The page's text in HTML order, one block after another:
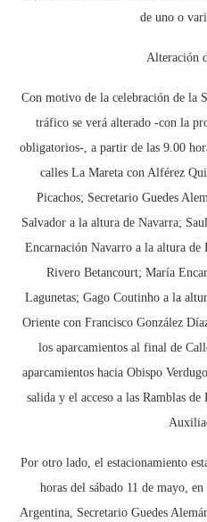
de uno o
Alteración
Con motivo de la celebración de la
tráfico se verá alterado -con la
obligatorios-, a partir de las 9.00
calles La Mareta con Alférez
Picachos; Secretario Guedes
Salvador a la altura de Navarra;
Encarnación Navarro a la altura
Rivero Betancourt; María
Lagunetas; Gago Coutinho a la
Oriente con Francisco González
los aparcamientos al final de
aparcamientos hacia Obispo
salida y el acceso a las Ramblas
Por otro lado, el estacionamiento
horas del sábado 11 de mayo,
Argentina, Secretario Guedes